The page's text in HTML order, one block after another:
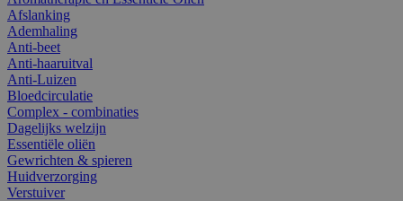
Afslanking
Ademhaling
Anti-beet
Anti-haaruitval
Anti-Luizen
Bloedcirculatie
Complex - combinaties
Dagelijks welzijn
Essentiële oliën
Gewrichten & spieren
Huidverzorging
Verstuiver